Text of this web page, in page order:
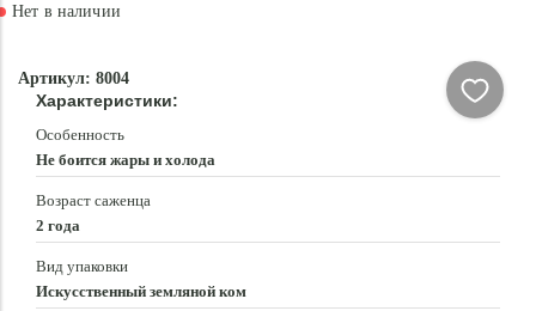
Нет в наличии
Артикул: 8004
Характеристики:
Особенность
Не боится жары и холода
Возраст саженца
2 года
Вид упаковки
Искусственный земляной ком